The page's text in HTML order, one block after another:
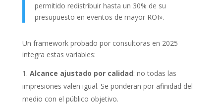
permitido redistribuir hasta un 30% de su
presupuesto en eventos de mayor ROI».
Un framework probado por consultoras en 2025
integra estas variables:
Alcance ajustado por calidad: no todas las
impresiones valen igual. Se ponderan por afinidad del
medio con el público objetivo.